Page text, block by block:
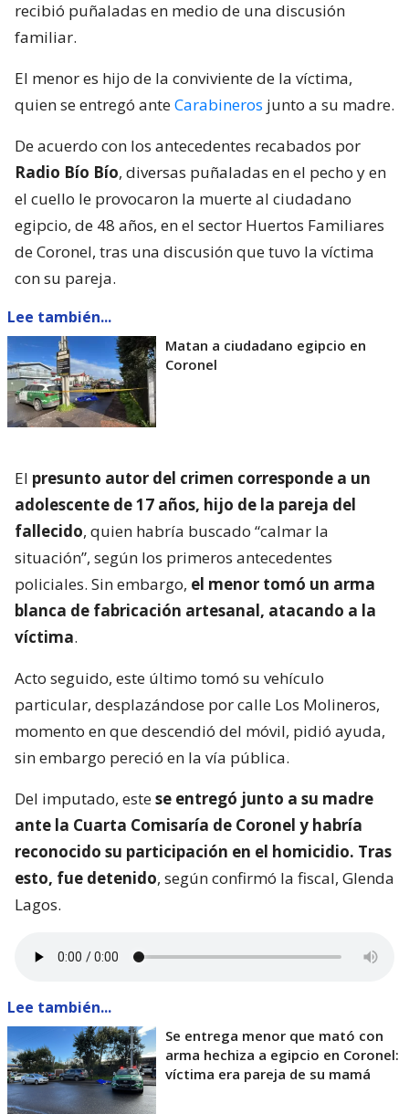
recibió puñaladas en medio de una discusión
familiar.
El menor es hijo de la conviviente de la víctima,
quien se entregó anteCarabineros junto a su madre.
De acuerdo con los antecedentes recabados por
Radio Bío Bío, diversas puñaladas en el pecho y en
el cuello le provocaron la muerte al ciudadano
egipcio, de 48 años, en el sector Huertos Familiares
de Coronel, tras una discusión que tuvo la víctima
con su pareja.
Lee también...
Matan a ciudadano egipcio en
Coronel
El presunto autor del crimen corresponde a un
adolescente de 17 años, hijo de la pareja del
fallecido, quien habría buscado “calmar la
situación”, según los primeros antecedentes
policiales. Sin embargo, el menor tomó un arma
blanca de fabricación artesanal, atacando a la
víctima.
Acto seguido, este último tomó su vehículo
particular, desplazándose por calle Los Molineros,
momento en que descendió del móvil, pidió ayuda,
sin embargo pereció en la vía pública.
Del imputado, estese entregó junto a su madre
ante la Cuarta Comisaría de Coronel y habría
reconocido su participación en el homicidio. Tras
esto, fue detenido, según confirmó la fiscal, Glenda
Lagos.
Lee también...
Se entrega menor que mató con
arma hechiza a egipcio en Coronel:
víctima era pareja de su mamá